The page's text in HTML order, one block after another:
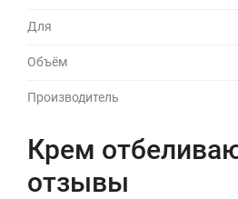
Для
Объём
Производитель
Крем
отзывы